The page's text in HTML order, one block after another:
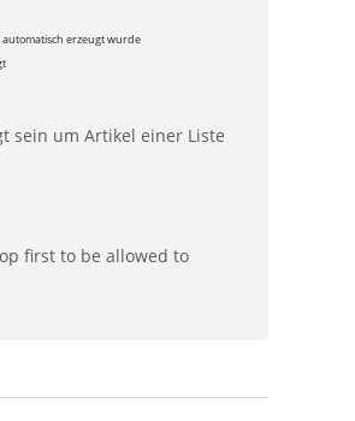
automatisch erzeugt wurde
sein um Artikel einer Liste
first to be allowed to